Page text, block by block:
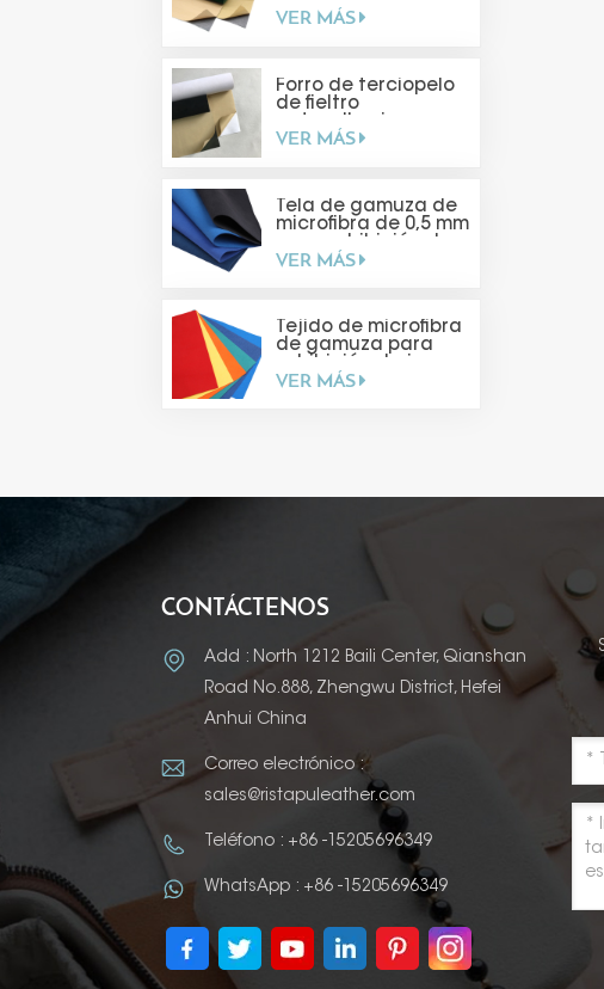
VER MÁS
Forro de terciopelo
de fieltro
hacer tú mismo
VER MÁS
Tela de gamuza de
microfibra de 0,5 mm
joyas
VER MÁS
Tejido de microfibra
de gamuza para
VER MÁS
CONTÁCTENOS
Add : North 1212 Baili Center, Qianshan
Road No.888, Zhengwu District, Hefei
Anhui China
Correo electrónico :
sales@ristapuleather.com
Teléfono : +86 -15205696349
WhatsApp : +86 -15205696349